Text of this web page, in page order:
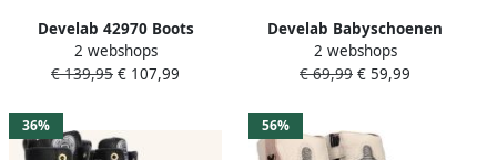
Develab 42970 Boots
Meisjes Zwart
2 webshops
€ 139,95 € 107,99
Develab Babyschoenen
taupe Suede
Kinderschoenen
2 webshops
€ 69,99 € 59,99
36% 56%